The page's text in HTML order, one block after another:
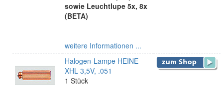
sowie Leuchtlupe 5x, 8x
(BETA)
weitere Informationen ...
Halogen-Lampe HEINE
XHL 3,5V, .051
1 Stück